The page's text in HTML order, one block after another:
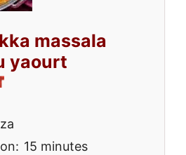
massala
yaourt
15 minutes